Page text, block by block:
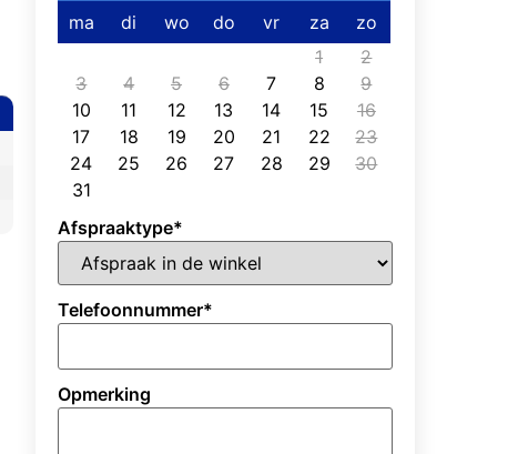
ma di wo do vr za
zo
1
2
3
4 5 6 7 8
9
10
11 12 13 14 15
16
17
18 19 20 21 22
23
24
25 26 27 28 29
30
31
Afspraaktype*
Telefoonnummer*
Opmerking